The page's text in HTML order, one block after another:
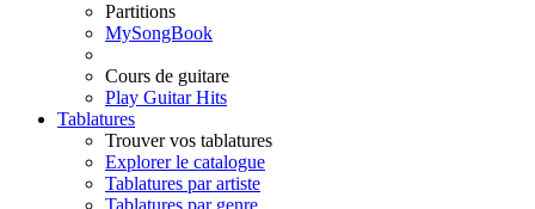
Partitions
MySongBook
Cours de guitare
Play Guitar Hits
Tablatures
Trouver vos tablatures
Explorer le catalogue
Tablatures par artiste
Tablatures par genre